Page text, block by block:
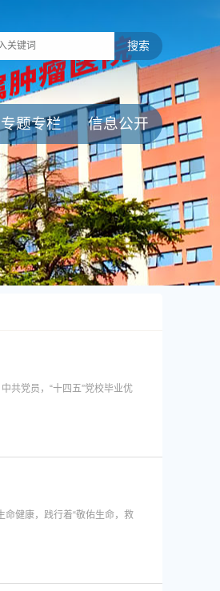
专题专栏 信息公开
共党员，“十四五”党校毕业优
健康，践行着“敬佑生命，救